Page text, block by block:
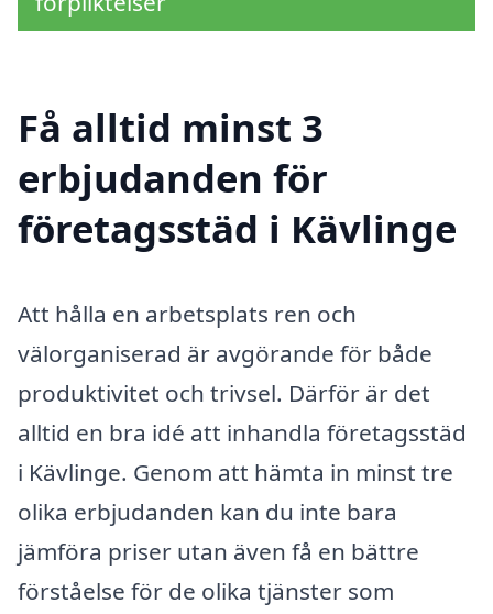
Få alltid minst 3
erbjudanden för
företagsstäd i Kävlinge
Att hålla en arbetsplats ren och
välorganiserad är avgörande för både
produktivitet och trivsel. Därför är det
alltid en bra idé att inhandla företagsstäd
i Kävlinge. Genom att hämta in minst tre
olika erbjudanden kan du inte bara
jämföra priser utan även få en bättre
förståelse för de olika tjänster som